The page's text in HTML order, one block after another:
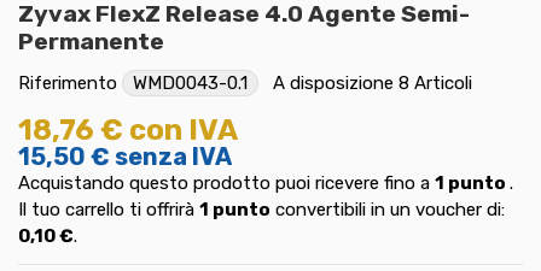
Zyvax FlexZ Release 4.0 Agente Semi-
Permanente
Riferimento WMD0043-0.1 A disposizione 8 Articoli
18,76 € con IVA
15,50 € senza IVA
Acquistando questo prodotto puoi ricevere fino a 1 punto .
Il tuo carrello ti offrirà 1 punto convertibili in un voucher di:
0,10 €.